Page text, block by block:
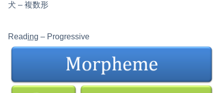
犬 – 複数形
Reading – Progressive